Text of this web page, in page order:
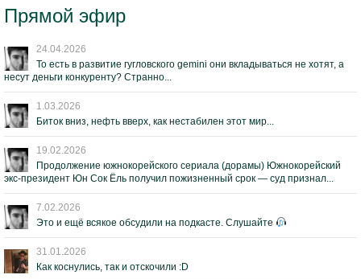
Прямой эфир
24.04.2026
То есть в развитие гугловского gemini они вкладываться не хотят, а
несут деньги конкуренту? Странно...
1.03.2026
Биток вниз, нефть вверх, как нестабилен этот мир...
19.02.2026
Продолжение южнокорейского сериала (дорамы) Южнокорейский
экс-президент Юн Сок Ёль получил пожизненный срок — суд признал...
7.02.2026
Это и ещё всякое обсудили на подкасте. Слушайте
31.01.2026
Как коснулись, так и отскочили :D